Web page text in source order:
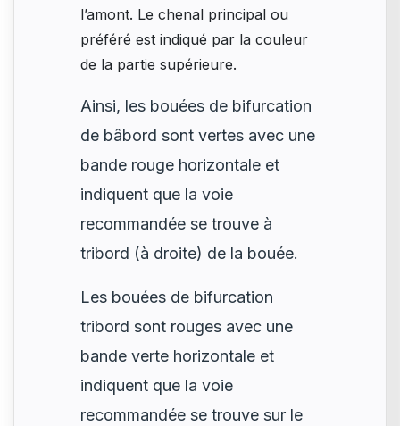
l’amont. Le chenal principal ou
préféré est indiqué par la couleur
de la partie supérieure.
Ainsi, les bouées de bifurcation
de bâbord sont vertes avec une
bande rouge horizontale et
indiquent que la voie
recommandée se trouve à
tribord (à droite) de la bouée.
Les bouées de bifurcation
tribord sont rouges avec une
bande verte horizontale et
indiquent que la voie
recommandée se trouve sur le